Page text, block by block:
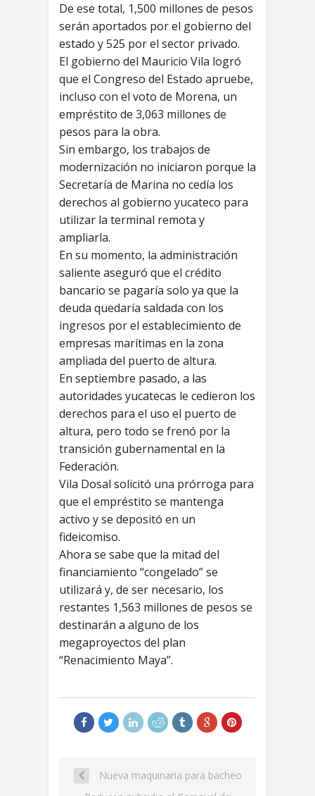
De ese total, 1,500 millones de pesos
serán aportados por el gobierno del
estado y 525 por el sector privado.
El gobierno del Mauricio Vila logró
que el Congreso del Estado apruebe,
incluso con el voto de Morena, un
empréstito de 3,063 millones de
pesos para la obra.
Sin embargo, los trabajos de
modernización no iniciaron porque la
Secretaría de Marina no cedía los
derechos al gobierno yucateco para
utilizar la terminal remota y
ampliarla.
En su momento, la administración
saliente aseguró que el crédito
bancario se pagaría solo ya que la
deuda quedaría saldada con los
ingresos por el establecimiento de
empresas marítimas en la zona
ampliada del puerto de altura.
En septiembre pasado, a las
autoridades yucatecas le cedieron los
derechos para el uso el puerto de
altura, pero todo se frenó por la
transición gubernamental en la
Federación.
Vila Dosal solicitó una prórroga para
que el empréstito se mantenga
activo y se depositó en un
fideicomiso.
Ahora se sabe que la mitad del
financiamiento “congelado” se
utilizará y, de ser necesario, los
restantes 1,563 millones de pesos se
destinarán a alguno de los
megaproyectos del plan
“Renacimiento Maya”.
Nueva maquinaria para bacheo